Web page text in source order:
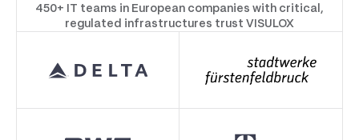
450+ IT teams in European companies with critical,
regulated infrastructures trust VISULOX